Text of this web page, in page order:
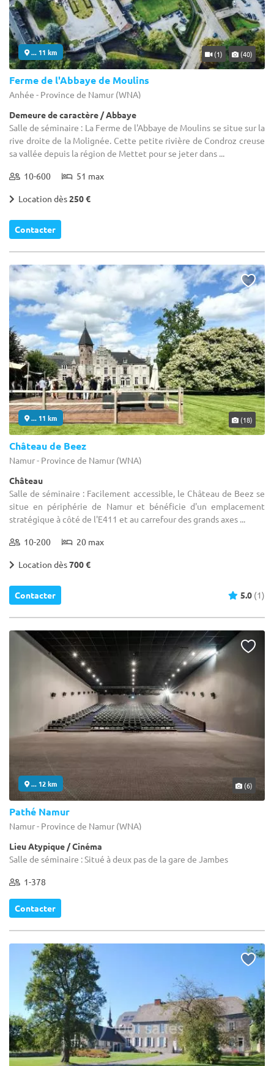
... 11 km (1) (40)
Ferme de l'Abbaye de Moulins
Anhée - Province de Namur (WNA)
Demeure de caractère / Abbaye
Salle de séminaire : La Ferme de l'Abbaye de Moulins se situe sur la
rive droite de la Molignée. Cette petite rivière de Condroz creuse
sa vallée depuis la région de Mettet pour se jeter dans ...
10-600 51 max
Location dès250 €
Contacter
... 11 km (18)
Château de Beez
Namur - Province de Namur (WNA)
Château
Salle de séminaire : Facilement accessible, le Château de Beez se
situe en périphérie de Namur et bénéficie d'un emplacement
stratégique à côté de l'E411 et au carrefour des grands axes ...
10-200 20 max
Location dès700 €
Contacter 5.0 (1)
... 12 km (6)
Pathé Namur
Namur - Province de Namur (WNA)
Lieu Atypique / Cinéma
Salle de séminaire : Situé à deux pas de la gare de Jambes
1-378
Contacter